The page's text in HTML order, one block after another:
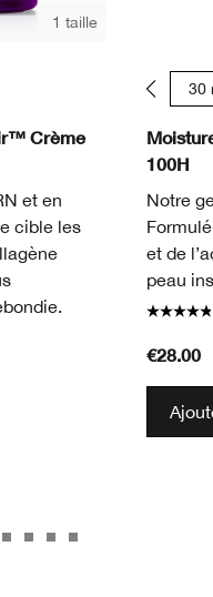
1 taille
Crème
et en
cible les
30
100H
Notre
et de
peau
€28.00